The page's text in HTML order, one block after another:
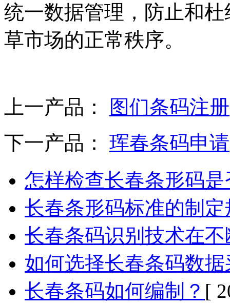
统一数据管理，防止和
草市场的正常秩序。
上一产品：
图们条码注册
下一产品： 珲春条码申请
怎样检查长春条形码
长春条形码标准的制定
长春条码识别技术在
如何选择长春条码数
长春条码如何编制？ [